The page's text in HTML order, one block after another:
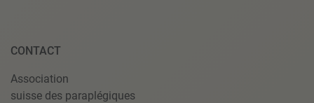
CONTACT
Association
suisse des paraplégiques